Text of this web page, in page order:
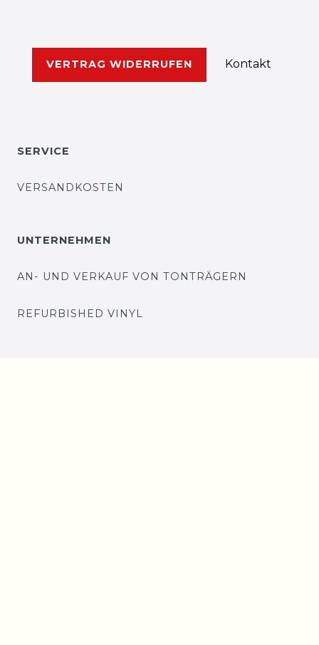
VERTRAG WIDERRUFEN Kontakt
SERVICE
VERSANDKOSTEN
UNTERNEHMEN
AN- UND VERKAUF VON TONTRÄGERN
REFURBISHED VINYL